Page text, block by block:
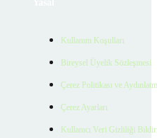
Kullanım Koşulları
Bireysel Üyelik Sözleşmesi
Çerez Politikası ve
Çerez Ayarları
Kullanıcı Veri Gizliliği